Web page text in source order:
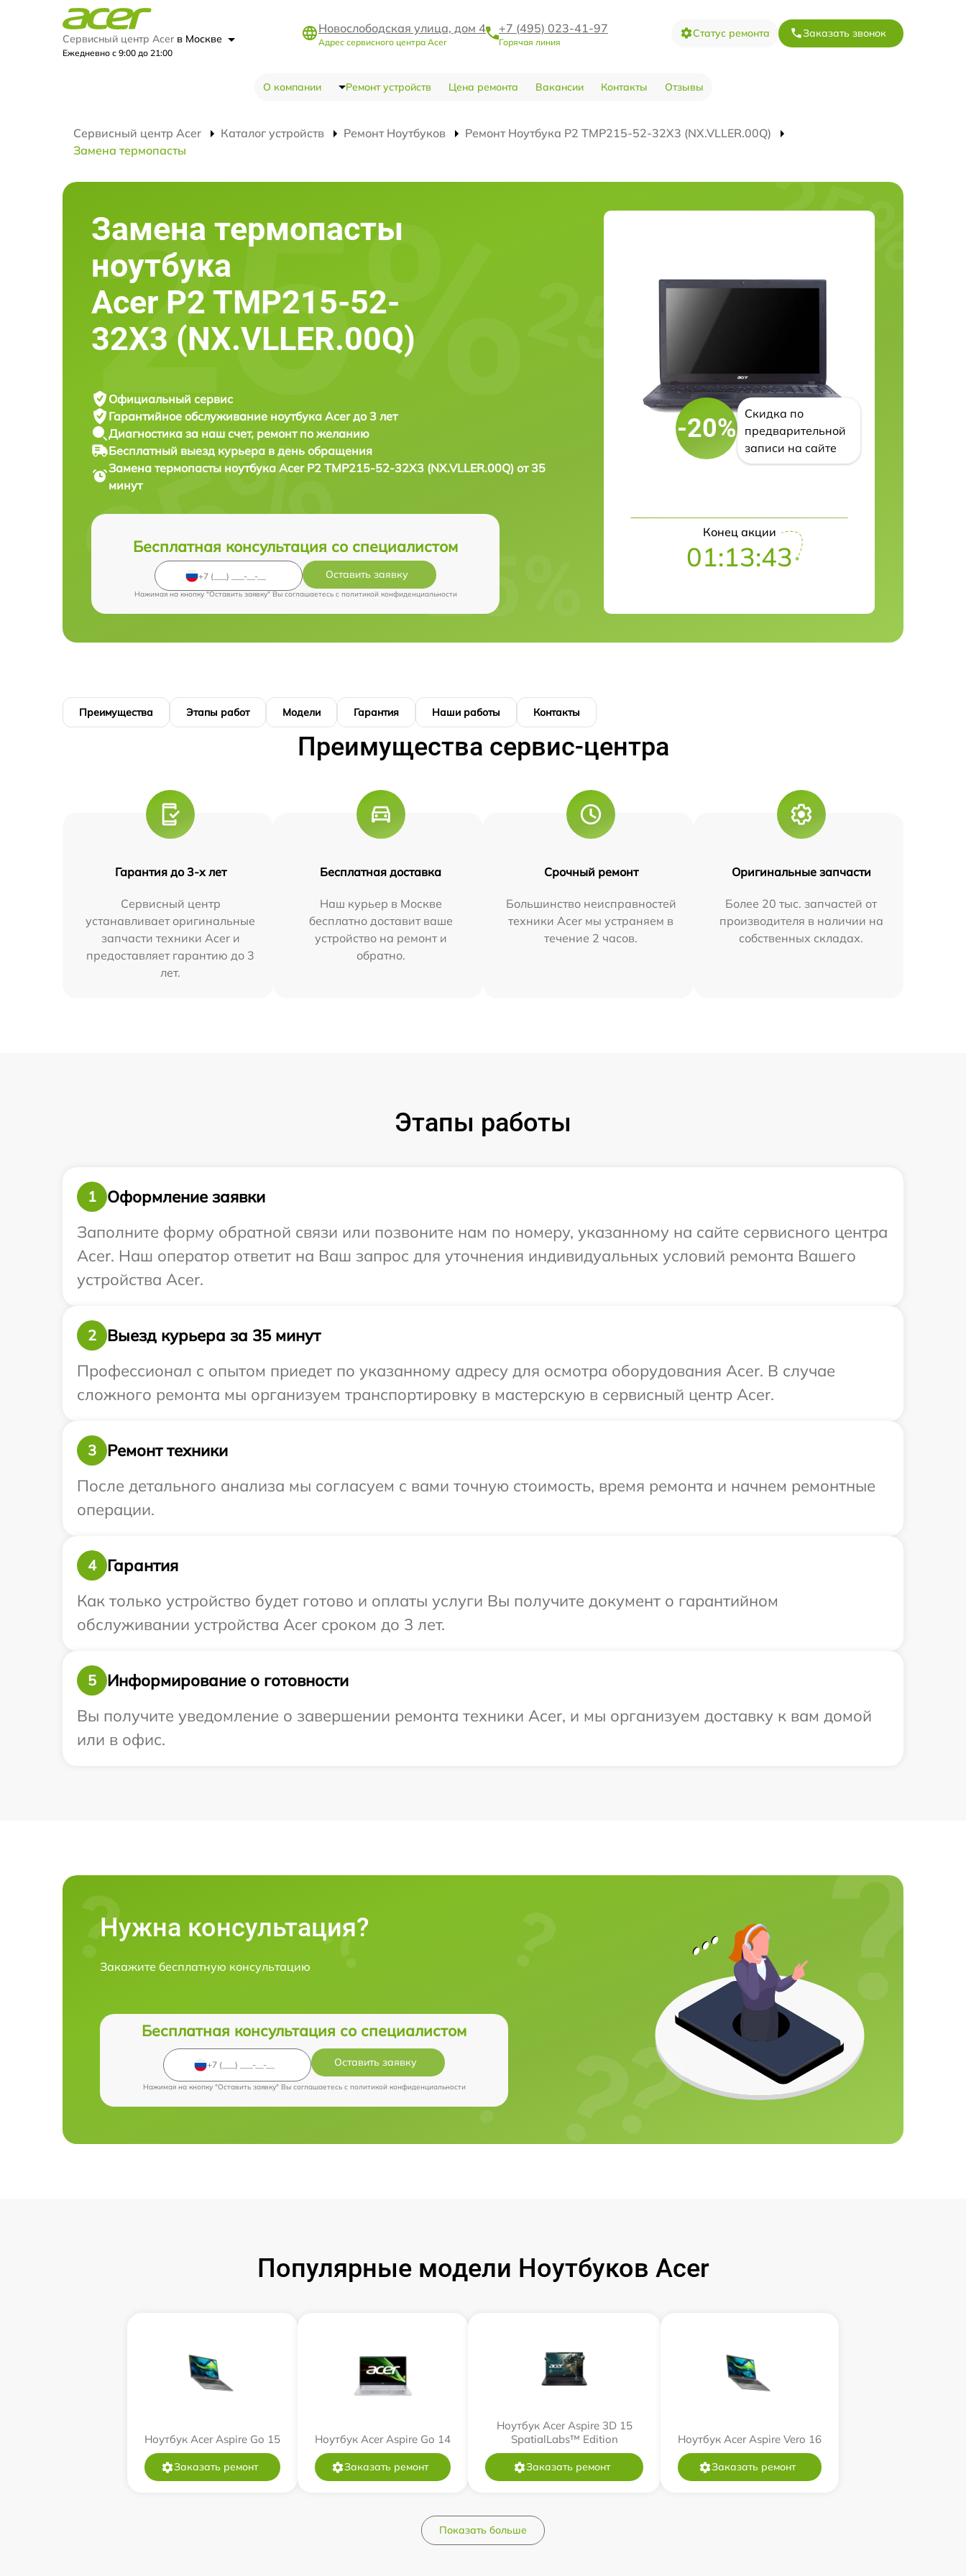
Сервисный центр Acer в Москве
Ежедневно с 9:00 до 21:00
Новослободская улица, дом 4
Адрес сервисного центра Acer
+7 (495) 023-41-97
Горячая линия
Статус ремонта Заказать звонок
О компании Ремонт устройств Цена ремонта Вакансии Контакты Отзывы
Сервисный центр Acer Каталог устройств Ремонт Ноутбуков
Ремонт Ноутбука P2 TMP215-52-32X3 (NX.VLLER.00Q)
Замена термопасты
Замена термопасты
ноутбука
Acer P2 TMP215-52-
32X3 (NX.VLLER.00Q)
Официальный сервис
Гарантийное обслуживание ноутбука Acer до 3 лет
Диагностика за наш счет, ремонт по желанию
Бесплатный выезд курьера в день обращения
Замена термопасты ноутбука Acer P2 TMP215-52-32X3 (NX.VLLER.00Q) от 35
минут
Бесплатная консультация со специалистом
Оставить заявку
Нажимая на кнопку "Оставить заявку" Вы соглашаетесь c политикой конфиденциальности
-20%
Скидка по
предварительной
записи на сайте
Конец акции
01:13:42
Преимущества Этапы работ Модели Гарантия Наши работы Контакты
Преимущества сервис-центра
Гарантия до 3-х лет
Сервисный центр
устанавливает оригинальные
запчасти техники Acer и
предоставляет гарантию до 3
лет.
Бесплатная доставка
Наш курьер в Москве
бесплатно доставит ваше
устройство на ремонт и
обратно.
Срочный ремонт
Большинство неисправностей
техники Acer мы устраняем в
течение 2 часов.
Оригинальные запчасти
Более 20 тыс. запчастей от
производителя в наличии на
собственных складах.
Этапы работы
1
Оформление заявки
Заполните форму обратной связи или позвоните нам по номеру, указанному на сайте сервисного центра
Acer. Наш оператор ответит на Ваш запрос для уточнения индивидуальных условий ремонта Вашего
устройства Acer.
2
Выезд курьера за 35 минут
Профессионал с опытом приедет по указанному адресу для осмотра оборудования Acer. В случае
сложного ремонта мы организуем транспортировку в мастерскую в сервисный центр Acer.
3
Ремонт техники
После детального анализа мы согласуем с вами точную стоимость, время ремонта и начнем ремонтные
операции.
4
Гарантия
Как только устройство будет готово и оплаты услуги Вы получите документ о гарантийном
обслуживании устройства Acer сроком до 3 лет.
5
Информирование о готовности
Вы получите уведомление о завершении ремонта техники Acer, и мы организуем доставку к вам домой
или в офис.
Нужна консультация?
Закажите бесплатную консультацию
Бесплатная консультация со специалистом
Оставить заявку
Нажимая на кнопку "Оставить заявку" Вы соглашаетесь c политикой конфиденциальности
Популярные модели Ноутбуков Acer
Ноутбук Acer Aspire Go 15
Заказать ремонт
Ноутбук Acer Aspire Go 14
Заказать ремонт
Ноутбук Acer Aspire 3D 15
SpatialLabs™ Edition
Заказать ремонт
Ноутбук Acer Aspire Vero 16
Заказать ремонт
Показать больше